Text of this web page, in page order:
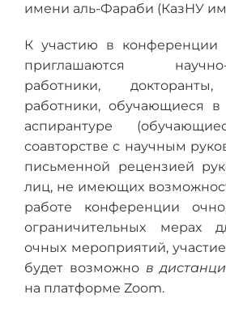
имени аль-Фараби (КазНУ
К участию в конференции
приглашаются научно-
работники, докторанты,
работники, обучающиеся в
аспирантуре
соавторстве с научным
письменной рецензией
лиц, не имеющих
работе конференции
ограничительных мерах
очных мероприятий,
будет возможно в
на платформе Zoom.